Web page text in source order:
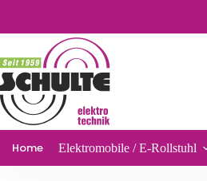
Home Elektromobile / E-Rollstuhl